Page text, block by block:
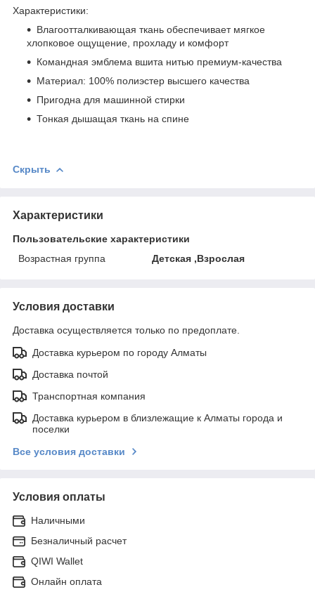
Характеристики:
Влагоотталкивающая ткань обеспечивает мягкое
хлопковое ощущение, прохладу и комфорт
Командная эмблема вшита нитью премиум-качества
Материал: 100% полиэстер высшего качества
Пригодна для машинной стирки
Тонкая дышащая ткань на спине
Скрыть
Характеристики
Пользовательские характеристики
Возрастная группа
Детская ,Взрослая
Условия доставки
Доставка осуществляется только по предоплате.
Доставка курьером по городу Алматы
Доставка почтой
Транспортная компания
Доставка курьером в близлежащие к Алматы города и
поселки
Все условия доставки
Условия оплаты
Наличными
Безналичный расчет
QIWI Wallet
Онлайн оплата